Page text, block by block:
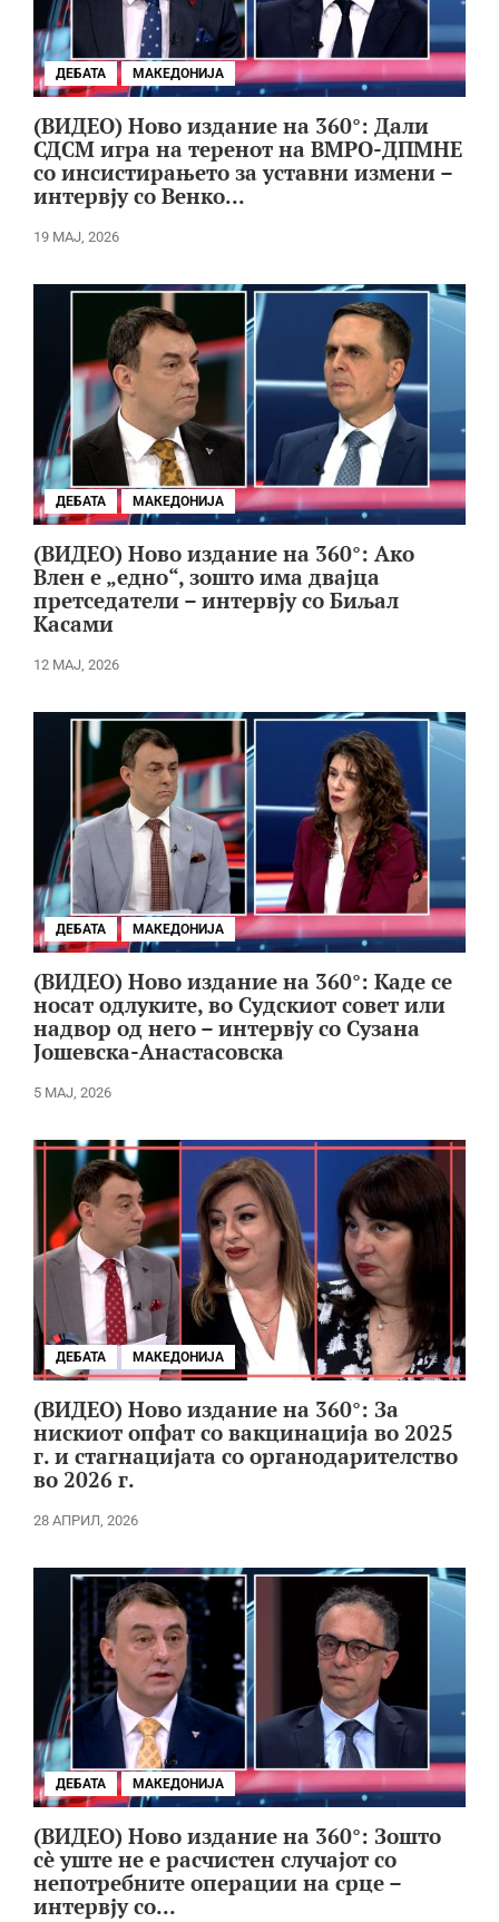
ДЕБАТА МАКЕДОНИЈА
(ВИДЕО) Ново издание на 360°: Дали
СДСМ игра на теренот на ВМРО-ДПМНЕ
со инсистирањето за уставни измени –
интервју со Венко...
19 МАЈ, 2026
ДЕБАТА МАКЕДОНИЈА
(ВИДЕО) Ново издание на 360°: Ако
Влен е „едно“, зошто има двајца
претседатели – интервју со Биљал
Касами
12 МАЈ, 2026
ДЕБАТА МАКЕДОНИЈА
(ВИДЕО) Ново издание на 360°: Каде се
носат одлуките, во Судскиот совет или
надвор од него – интервју со Сузана
Јошевска-Анастасовска
5 МАЈ, 2026
ДЕБАТА МАКЕДОНИЈА
(ВИДЕО) Ново издание на 360°: За
нискиот опфат со вакцинација во 2025
г. и стагнацијата со органодарителство
во 2026 г.
28 АПРИЛ, 2026
ДЕБАТА МАКЕДОНИЈА
(ВИДЕО) Ново издание на 360°: Зошто
сè уште не е расчистен случајот со
непотребните операции на срце –
интервју со...